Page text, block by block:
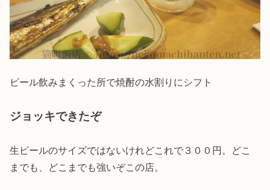
ビール飲みまくった所で焼酎の水割りにシフト
ジョッキできたぞ
生ビールのサイズではないけれどこれで３００円。どこ
までも、どこまでも強いぞこの店。